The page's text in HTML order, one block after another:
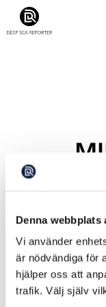
Denna webbplats
Vi använder
är nödvändiga för
hjälper oss att
trafik. Välj själv